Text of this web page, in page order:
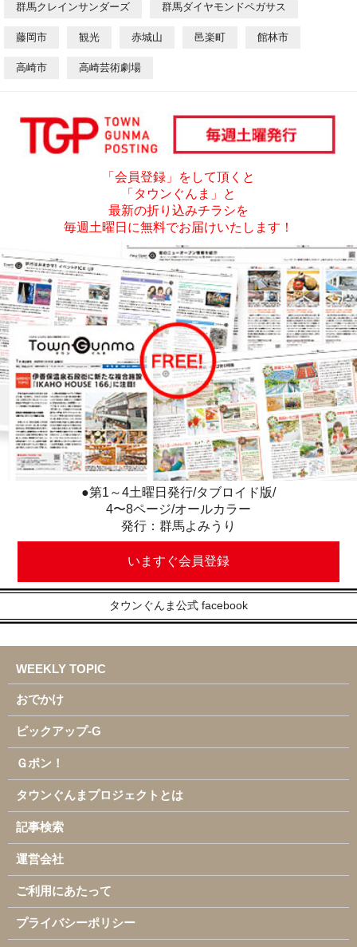
群馬クレインサンダーズ 群馬ダイヤモンドペガサス
藤岡市 観光 赤城山 邑楽町 館林市
高崎市 高崎芸術劇場
「会員登録」をして頂くと
「タウンぐんま」と
最新の折り込みチラシを
毎週土曜日に無料でお届けいたします！
●第1～4土曜日発行/タブロイド版/
4〜8ページ/オールカラー
発行：群馬よみうり
いますぐ会員登録
タウンぐんま公式 facebook
WEEKLY TOPIC
おでかけ
ピックアップ-G
Ｇポン！
タウンぐんまプロジェクトとは
記事検索
運営会社
ご利用にあたって
プライバシーポリシー